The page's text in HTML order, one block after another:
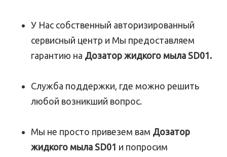
У Нас собственный авторизированный
сервисный центр и Мы предоставляем
гарантию на Дозатор жидкого мыла SD01.
Служба поддержки, где можно решить
любой возникший вопрос.
Мы не просто привезем вам Дозатор
жидкого мыла SD01 и попросим